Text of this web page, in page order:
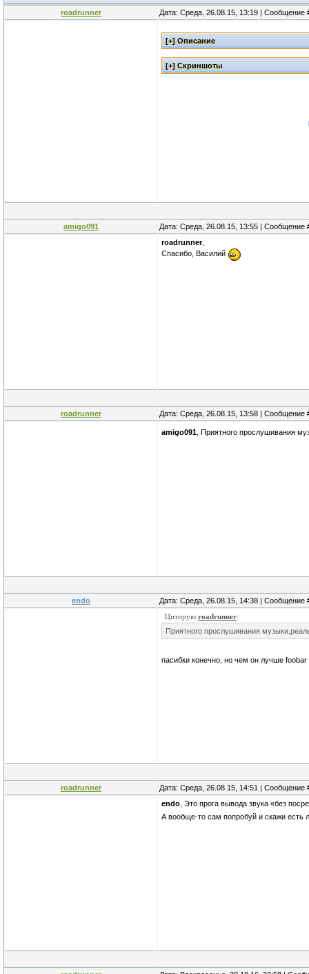
roadrunner Дата: Среда, 26.08.15, 13:19 | Сообщение
amigo091
Дата: Среда, 26.08.15, 13:55 | Сообщение
roadrunner,
Спасибо, Василий
roadrunner Дата: Среда, 26.08.15, 13:58 | Сообщение
amigo091, Приятного прослушивания
endo
Дата: Среда, 26.08.15, 14:38 | Сообщение
Цитирую roadrunner:
Приятного прослушивания
пасибки конечно, но чем он лучше foobar
roadrunner
Дата: Среда, 26.08.15, 14:51 | Сообщение
endo , Это прога вывода звука «без
А вообще-то сам попробуй и скажи есть